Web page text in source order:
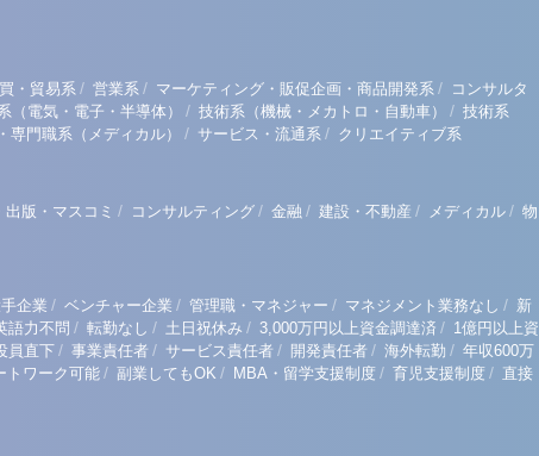
・貿易系 / 営業系 / マーケティング・販促企画・商品開発系 / コンサルタ
（電気・電子・半導体） / 技術系（機械・メカトロ・自動車） / 技術系
専門職系（メディカル） / サービス・流通系 / クリエイティブ系
出版・マスコミ / コンサルティング / 金融 / 建設・不動産 / メディカル / 物
企業 / ベンチャー企業 / 管理職・マネジャー / マネジメント業務なし / 新
語力不問 / 転勤なし / 土日祝休み / 3,000万円以上資金調達済 / 1億円以上資
員直下 / 事業責任者 / サービス責任者 / 開発責任者 / 海外転勤 / 年収600万
トワーク可能 / 副業してもOK / MBA・留学支援制度 / 育児支援制度 / 直接